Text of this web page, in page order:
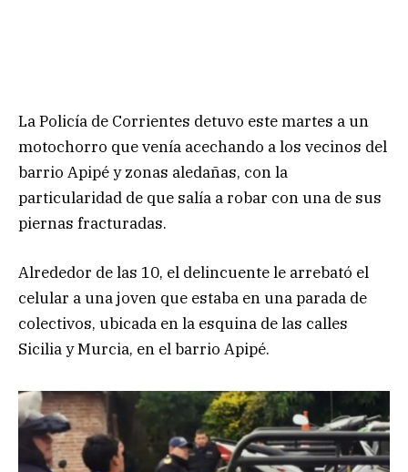
La Policía de Corrientes detuvo este martes a un
motochorro que venía acechando a los vecinos del
barrio Apipé y zonas aledañas, con la
particularidad de que salía a robar con una de sus
piernas fracturadas.
Alrededor de las 10, el delincuente le arrebató el
celular a una joven que estaba en una parada de
colectivos, ubicada en la esquina de las calles
Sicilia y Murcia, en el barrio Apipé.